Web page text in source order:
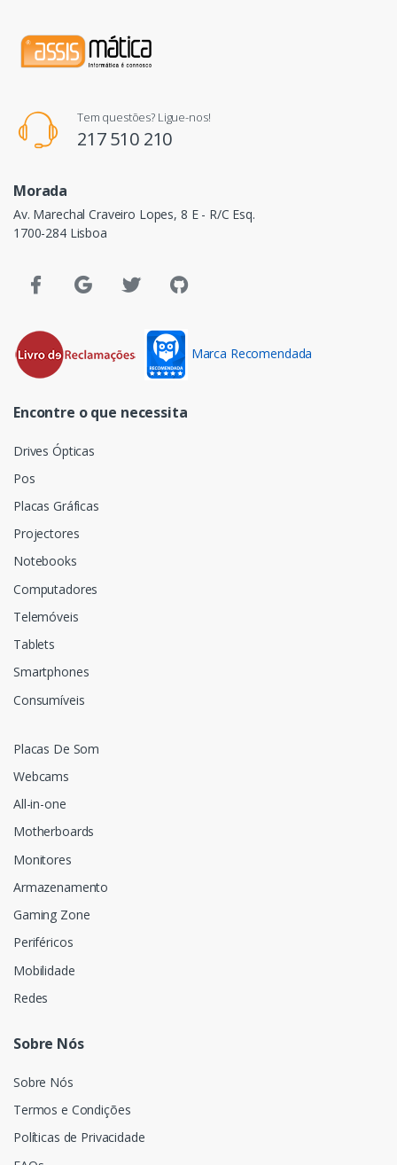
Tem questões? Ligue-nos!
217 510 210
Morada
Av. Marechal Craveiro Lopes, 8 E - R/C Esq.
1700-284 Lisboa
Marca Recomendada
Encontre o que necessita
Drives Ópticas
Pos
Placas Gráficas
Projectores
Notebooks
Computadores
Telemóveis
Tablets
Smartphones
Consumíveis
Placas De Som
Webcams
All-in-one
Motherboards
Monitores
Armazenamento
Gaming Zone
Periféricos
Mobilidade
Redes
Sobre Nós
Sobre Nós
Termos e Condições
Políticas de Privacidade